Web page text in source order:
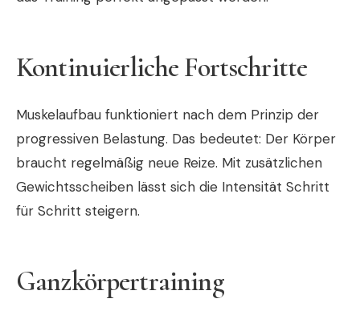
Kontinuierliche Fortschritte
Muskelaufbau funktioniert nach dem Prinzip der
progressiven Belastung. Das bedeutet: Der Körper
braucht regelmäßig neue Reize. Mit zusätzlichen
Gewichtsscheiben lässt sich die Intensität Schritt
für Schritt steigern.
Ganzkörpertraining